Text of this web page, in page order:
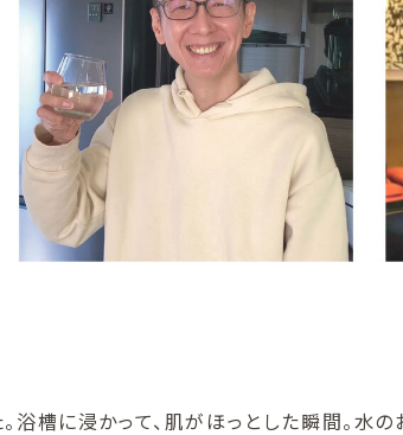
浴槽に浸かって、肌がほっとした瞬間。水